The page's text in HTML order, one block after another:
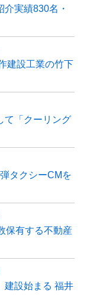
実績830名・
建設工業の竹下
て「クーリング
タクシーCMを
保有する不動産
建設始まる 福井